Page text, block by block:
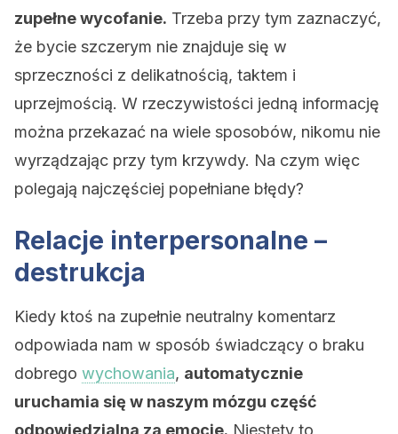
zupełne wycofanie. Trzeba przy tym zaznaczyć,
że bycie szczerym nie znajduje się w
sprzeczności z delikatnością, taktem i
uprzejmością. W rzeczywistości jedną informację
można przekazać na wiele sposobów, nikomu nie
wyrządzając przy tym krzywdy. Na czym więc
polegają najczęściej popełniane błędy?
Relacje interpersonalne –
destrukcja
Kiedy ktoś na zupełnie neutralny komentarz
odpowiada nam w sposób świadczący o braku
dobrego wychowania, automatycznie
uruchamia się w naszym mózgu część
odpowiedzialna za emocje. Niestety to